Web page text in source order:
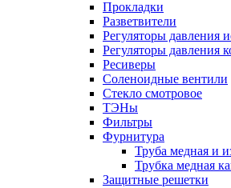
Прокладки
Разветвители
Регуляторы давления
Регуляторы давления
Ресиверы
Соленоидные вентили
Стекло смотровое
ТЭНы
Фильтры
Фурнитура
Труба медная и
Трубка медная
Защитные решетки